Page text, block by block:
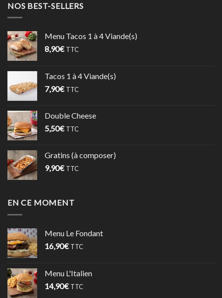
NOS BEST-SELLERS
Menu Tacos 1 à 4 Viande(s)
8,90€ TTC
Tacos 1 à 4 Viande(s)
7,90€ TTC
Double Cheese
5,50€ TTC
Gratins (à composer)
9,90€ TTC
EN CE MOMENT
Menu Le Fondant
16,90€ TTC
Menu L'Italien
14,90€ TTC